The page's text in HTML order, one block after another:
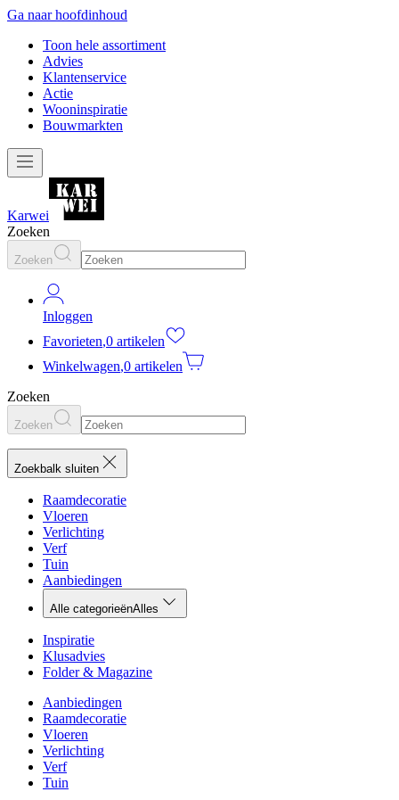
Ga naar hoofdinhoud
Toon hele assortiment
Advies
Klantenservice
Actie
Wooninspiratie
Bouwmarkten
Karwei
Zoeken
Zoeken
Inloggen
Favorieten,0 artikelen
Winkelwagen,0 artikelen
Zoeken
Zoeken
Zoekbalk sluiten
Raamdecoratie
Vloeren
Verlichting
Verf
Tuin
Aanbiedingen
Alle categorieënAlles
Inspiratie
Klusadvies
Folder & Magazine
Aanbiedingen
Raamdecoratie
Vloeren
Verlichting
Verf
Tuin